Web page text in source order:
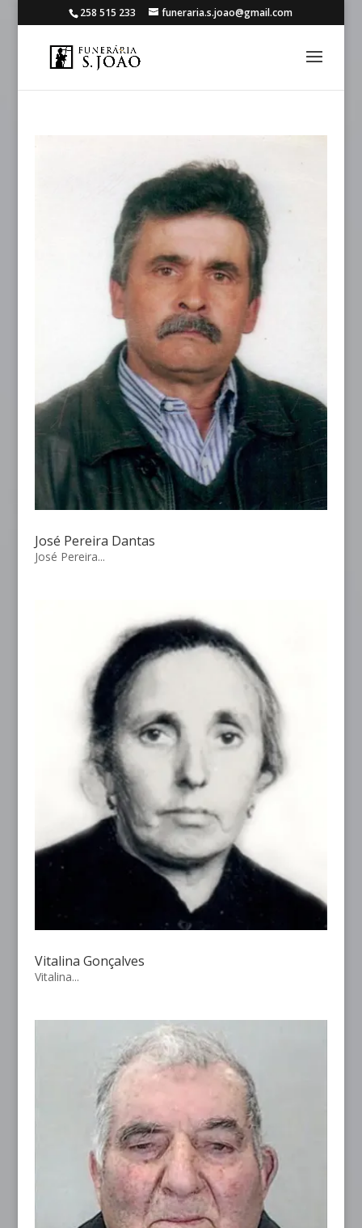
258 515 233 funeraria.s.joao@gmail.com
José Pereira Dantas
José Pereira...
Vitalina Gonçalves
Vitalina...